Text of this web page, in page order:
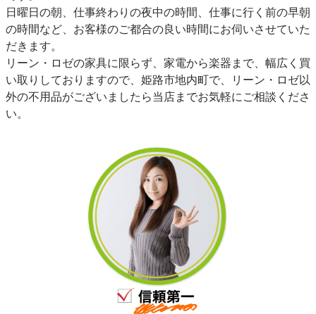
日曜日の朝、仕事終わりの夜中の時間、仕事に行く前の早朝
の時間など、お客様のご都合の良い時間にお伺いさせていた
だきます。
リーン・ロゼの家具に限らず、家電から楽器まで、幅広く買
い取りしておりますので、姫路市地内町で、リーン・ロゼ以
外の不用品がございましたら当店までお気軽にご相談くださ
い。